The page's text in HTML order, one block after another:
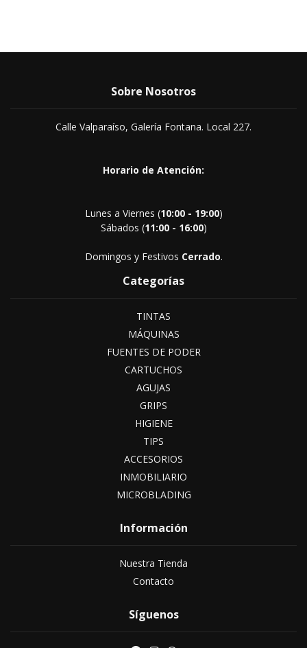
Sobre Nosotros
Calle Valparaíso, Galería Fontana. Local 227.
Horario de Atención:
Lunes a Viernes (10:00 - 19:00)
Sábados (11:00 - 16:00)
Domingos y Festivos Cerrado.
Categorías
TINTAS
MÁQUINAS
FUENTES DE PODER
CARTUCHOS
AGUJAS
GRIPS
HIGIENE
TIPS
ACCESORIOS
INMOBILIARIO
MICROBLADING
Información
Nuestra Tienda
Contacto
Síguenos